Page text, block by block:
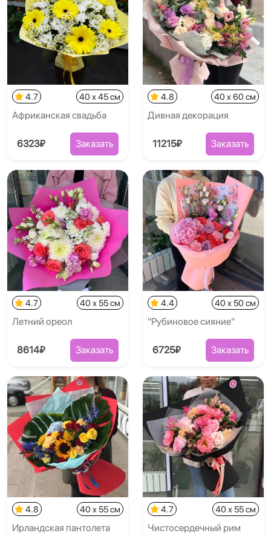
4.7 40 x 45 см
Африканская свадьба
6323₽ Заказать
4.8 40 x 60 см
Дивная декорация
11215₽ Заказать
4.7 40 x 55 см
Летний ореол
8614₽ Заказать
4.4 40 x 50 см
"Рубиновое сияние"
6725₽ Заказать
4.8 40 x 55 см
Ирландская пантолета
4.7 40 x 55 см
Чистосердечный рим